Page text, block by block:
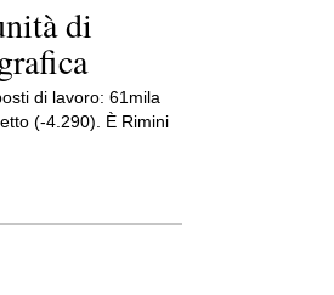
di
di lavoro: 61mila
(-4.290). È Rimini